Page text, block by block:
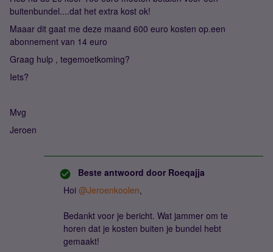
buitenbundel....dat het extra kost ok!
Maaar dit gaat me deze maand 600 euro kosten op.een
abonnement van 14 euro
Graag hulp , tegemoetkoming?
Iets?
Mvg
Jeroen
Beste antwoord door Roeqajja
Hoi @Jeroenkoolen,
Bedankt voor je bericht. Wat jammer om te
horen dat je kosten buiten je bundel hebt
gemaakt!